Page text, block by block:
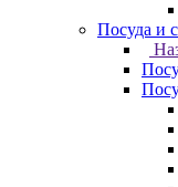
Посуда и